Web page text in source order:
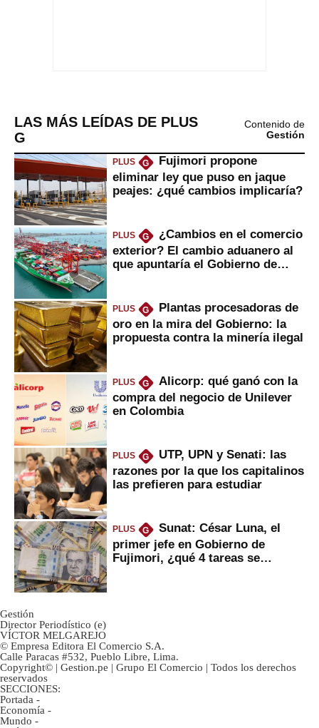
LAS MÁS LEÍDAS DE PLUS
G
Contenido de
Gestión
PLUS G
Fujimori propone
eliminar ley que puso en jaque
peajes: ¿qué cambios implicaría?
PLUS G
¿Cambios en el comercio
exterior? El cambio aduanero al
que apuntaría el Gobierno de
PLUS G
Plantas procesadoras de
oro en la mira del Gobierno: la
propuesta contra la minería ilegal
PLUS G
Alicorp: qué ganó con la
compra del negocio de Unilever
en Colombia
PLUS G
UTP, UPN y Senati: las
razones por la que los capitalinos
las prefieren para estudiar
PLUS G
Sunat: César Luna, el
primer jefe en Gobierno de
Fujimori, ¿qué 4 tareas se
Gestión
Director Periodístico (e)
VÍCTOR MELGAREJO
© Empresa Editora El Comercio S.A.
Calle Paracas #532, Pueblo Libre, Lima.
Copyright© | Gestion.pe | Grupo El Comercio | Todos los derechos
reservados
SECCIONES:
Portada -
Economía -
Mundo -